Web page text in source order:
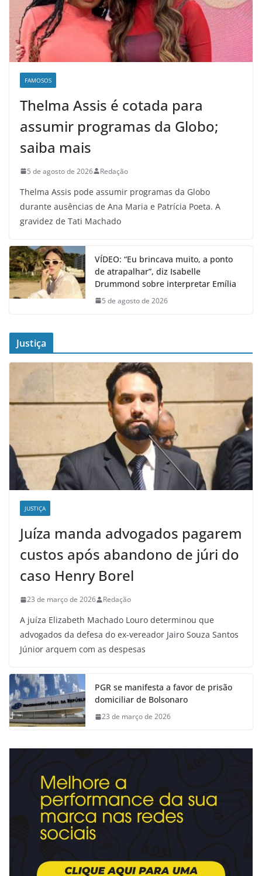
FAMOSOS
Thelma Assis é cotada para
assumir programas da Globo;
saiba mais
5 de agosto de 2026 Redação
Thelma Assis pode assumir programas da Globo
durante ausências de Ana Maria e Patrícia Poeta. A
gravidez de Tati Machado
VÍDEO: “Eu brincava muito, a ponto
de atrapalhar”, diz Isabelle
Drummond sobre interpretar Emília
5 de agosto de 2026
Justiça
JUSTIÇA
Juíza manda advogados pagarem
custos após abandono de júri do
caso Henry Borel
23 de março de 2026 Redação
A juíza Elizabeth Machado Louro determinou que
advogados da defesa do ex-vereador Jairo Souza Santos
Júnior arquem com as despesas
PGR se manifesta a favor de prisão
domiciliar de Bolsonaro
23 de março de 2026